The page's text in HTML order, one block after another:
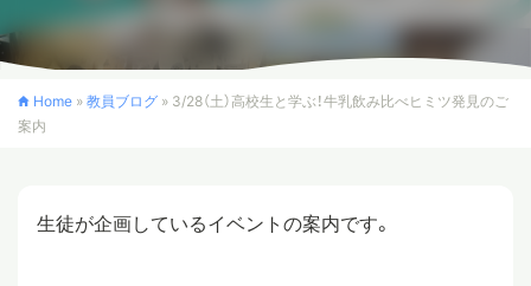
高等学校
入学案内
クロスカリキュラム
Home » 教員ブログ » 3/28（土）高校生と学ぶ！牛乳飲み比べヒミツ発見のご
案内
生徒が企画しているイベントの案内です。